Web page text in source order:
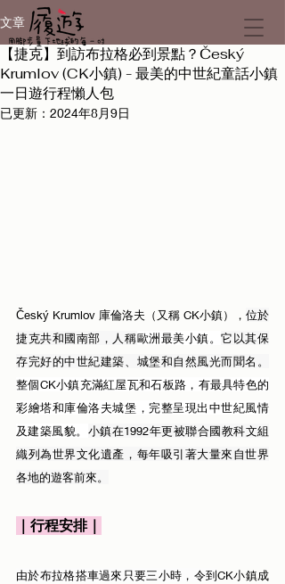
文章
【捷克】到訪布拉格必到景點？Český
Krumlov (CK小鎮) - 最美的中世紀童話小鎮
一日遊行程懶人包
已更新： 2024年8月9日
Český Krumlov 庫倫洛夫（又稱 CK小鎮）， 位於
捷克共和國南部，人稱歐洲最美小鎮。它以其保
存完好的中世紀建築、城堡和自然風光而聞名。
整個CK小鎮充滿紅屋瓦和石板路，有最具特色的
彩繪塔和庫倫洛夫城堡，完整呈現出中世紀風情
及建築風貌。 小鎮在1992年更被聯合國教科文組
織列為世界文化遺產，每年吸引著大量來自世界
各地的遊客前來。
｜行程安排｜
由於布拉格搭車過來只要三小時，令到CK小鎮成